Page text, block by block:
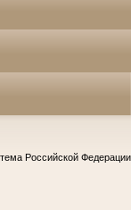
Российской